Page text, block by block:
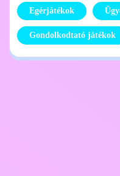
Egérjátékok
Gondolkodtató játékok